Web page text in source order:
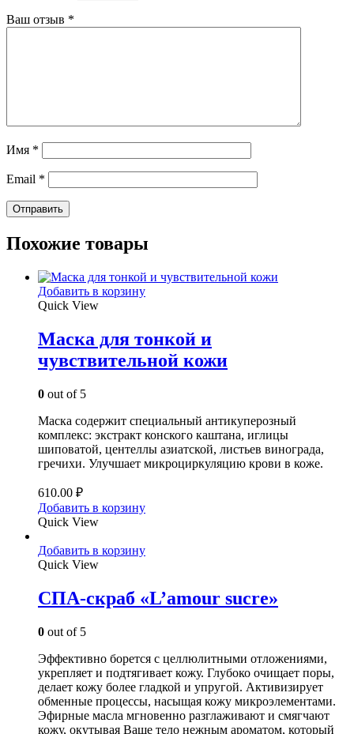
Ваш отзыв *
Имя *
Email *
Похожие товары
Добавить в корзину
Quick View
Маска для тонкой и
чувствительной кожи
0 out of 5
Маска содержит специальный антикуперозный
комплекс: экстракт конского каштана, иглицы
шиповатой, центеллы азиатской, листьев винограда,
гречихи. Улучшает микроциркуляцию крови в коже.
610.00 ₽
Добавить в корзину
Quick View
Добавить в корзину
Quick View
СПА-скраб «L’amour sucre»
0 out of 5
Эффективно борется с целлюлитными отложениями,
укрепляет и подтягивает кожу. Глубоко очищает поры,
делает кожу более гладкой и упругой. Активизирует
обменные процессы, насыщая кожу микроэлементами.
Эфирные масла мгновенно разглаживают и смягчают
кожу, окутывая Ваше тело нежным ароматом, который